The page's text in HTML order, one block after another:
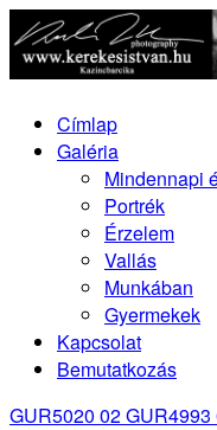
Címlap
Galéria
Mindennapi
Portrék
Érzelem
Vallás
Munkában
Gyermekek
Kapcsolat
Bemutatkozás
GUR5020 02GUR4993